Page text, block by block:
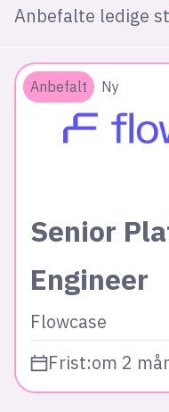
Anbefalte ledige
Anbefalt Ny
Senior
Engineer
Flowcase
Frist:om 2